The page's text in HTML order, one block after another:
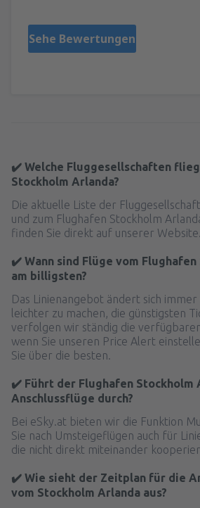
Sehe Bewertungen
✔️ Welche Fluggesellschaften
Stockholm Arlanda?
Die aktuelle Liste der
und zum Flughafen Stockholm
finden Sie direkt auf unserer Website.
✔️ Wann sind Flüge vom
am billigsten?
Das Linienangebot ändert sich
leichter zu machen, die günstigsten
verfolgen wir ständig die
wenn Sie unseren Price Alert
Sie über die besten.
✔️ Führt der Flughafen Stockholm
Anschlussflüge durch?
Bei eSky.at bieten wir die Funktion
Sie nach Umsteigeflügen auch für
die nicht direkt miteinander
✔️ Wie sieht der Zeitplan für die
vom Stockholm Arlanda aus?